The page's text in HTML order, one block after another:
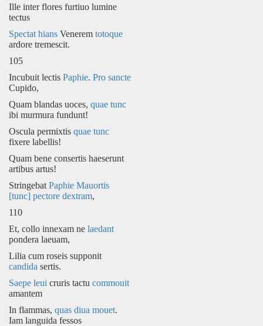
Ille inter flores furtiuo lumine
tectus
Spectat hians Venerem totoque
ardore tremescit.
105
Incubuit lectis Paphie. Pro sancte
Cupido,
Quam blandas uoces, quae tunc
ibi murmura fundunt!
Oscula permixtis quae tunc
fixere labellis!
Quam bene consertis haeserunt
artibus artus!
Stringebat Paphie Mauortis
[tunc] pectore dextram,
110
Et, collo innexam ne laedant
pondera laeuam,
Lilia cum roseis supponit
candida sertis.
Saepe leui cruris tactu commouit
amantem
In flammas, quas diua mouet.
Iam languida fessos